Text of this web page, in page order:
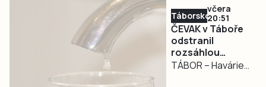
Táborsko
včera
20:51
ČEVAK v Táboře
odstranil
rozsáhlou
havárii a v půl
TÁBOR – Havárie